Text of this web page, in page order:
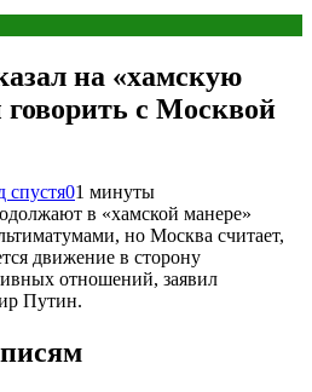
на «хамскую
с Москвой
спустя01 минуты
в «хамской манере»
но Москва считает,
движение в сторону
отношений, заявил
Путин.